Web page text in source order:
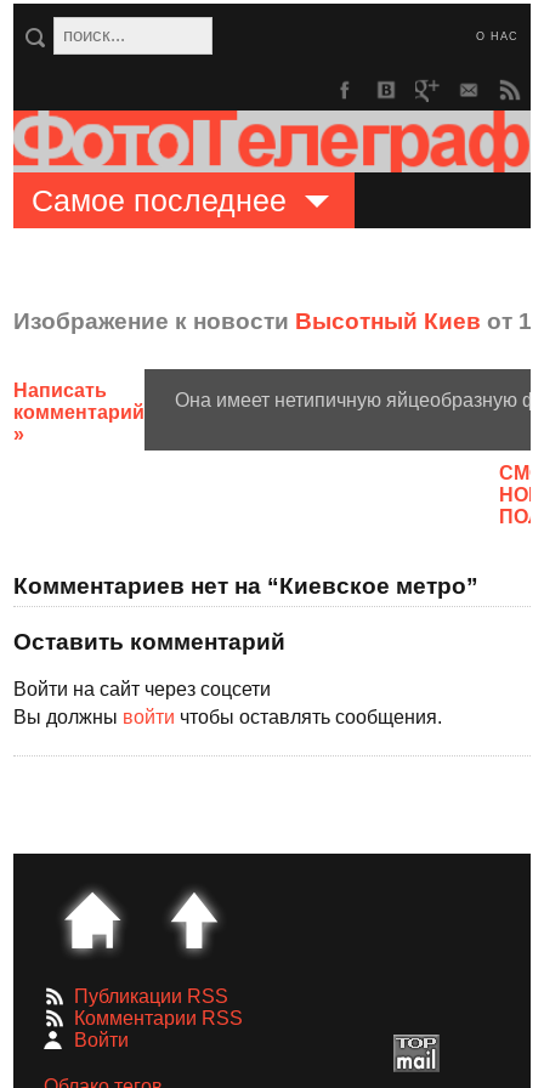
О НАС
Самое последнее
Изображение к новости Высотный Киев от
Написать
комментарий
»
Она имеет нетипичную яйцеобразную
Комментариев нет на “Киевское метро”
Оставить комментарий
Войти на сайт через соцсети
Вы должны войти чтобы оставлять сообщения.
Публикации RSS
Комментарии RSS
Войти